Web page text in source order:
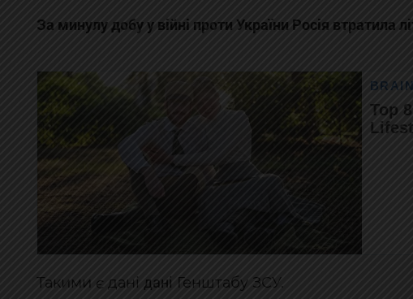
За минулу добу у війні проти України Росія втратила
Такими є дані дані Генштабу ЗСУ.